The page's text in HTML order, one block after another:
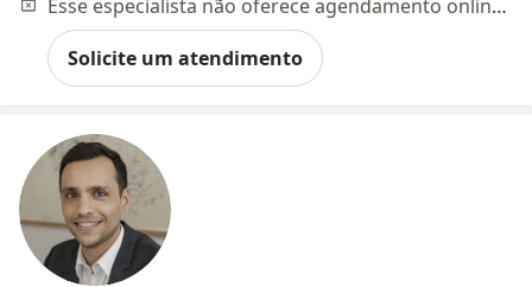
Esse especialista não oferece agendamento online para esse endereço.
Solicite um atendimento